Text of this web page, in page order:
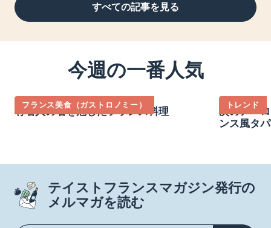
すべての記事を見る
今週の一番人気
フランス美食（ガストロノミー）
有名人の名を冠したフランス料理
トレンド
次のアペ
ンス風タ
テイストフランスマガジン発行の
メルマガを読む